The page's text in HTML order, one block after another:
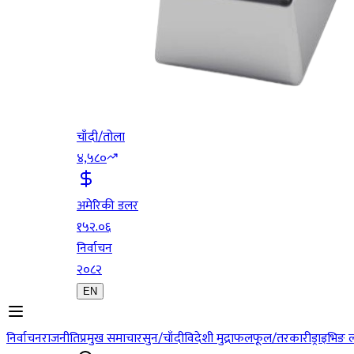
चाँदी/तोला
४,५८०
अमेरिकी डलर
१५२.०६
निर्वाचन
२०८२
EN
निर्वाचनराजनीतिप्रमुख समाचारसुन/चाँदीविदेशी मुद्राफलफूल/तरकारी